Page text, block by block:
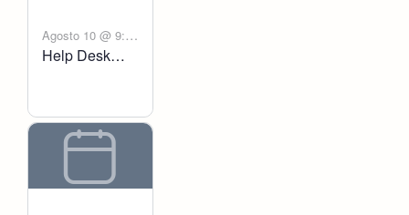
Agosto 10 @ 9:00
am - 6:00 pm
Help Desk